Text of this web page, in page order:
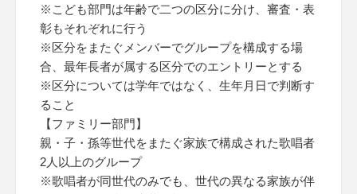
※こども部門は年齢で二つの区分に分け、審査・表
彰もそれぞれに行う
※区分をまたぐメンバーでグループを構成する場
合、最年長者が属する区分でのエントリーとする
※区分については学年ではなく、生年月日で判断す
ること
【ファミリー部門】
親・子・孫等世代をまたぐ家族で構成された歌唱者
2人以上のグループ
※歌唱者が同世代のみでも、世代の異なる家族が伴